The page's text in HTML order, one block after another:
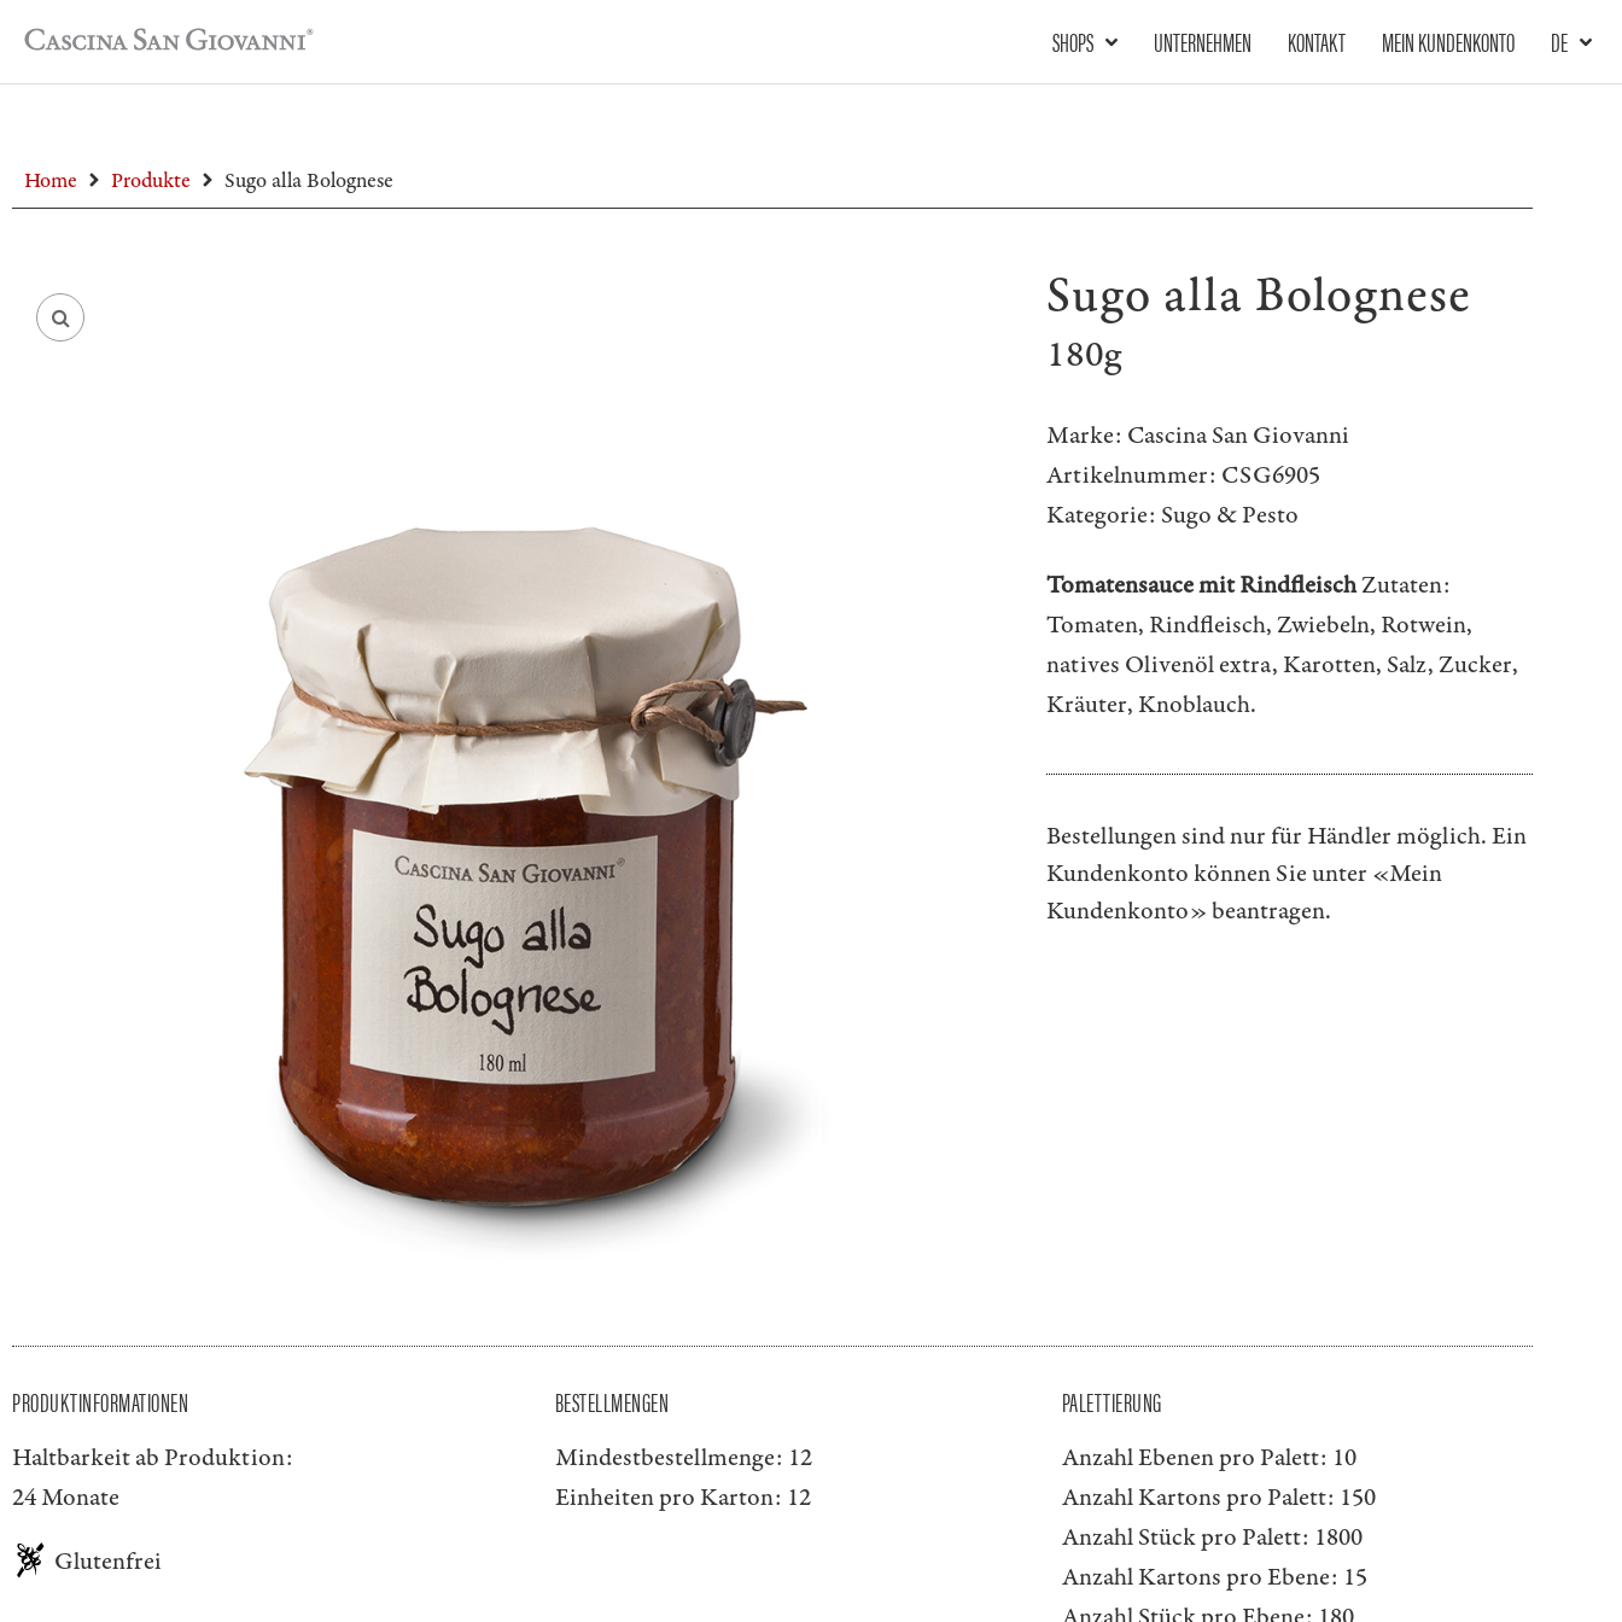
SHOPS UNTERNEHMEN KONTAKT MEIN KUNDENKONTO DE
Home Produkte Sugo alla Bolognese
Sugo alla Bolognese
180g
Marke: Cascina San Giovanni
Artikelnummer: CSG6905
Kategorie: Sugo & Pesto
Tomatensauce mit RindfleischZutaten:
Tomaten, Rindfleisch, Zwiebeln, Rotwein,
natives Olivenöl extra, Karotten, Salz, Zucker,
Kräuter, Knoblauch.
Bestellungen sind nur für Händler möglich. Ein
Kundenkonto können Sie unter «Mein
Kundenkonto»beantragen.
PRODUKTINFORMATIONEN
Haltbarkeit ab Produktion:
24 Monate
Glutenfrei
BESTELLMENGEN
Mindestbestellmenge: 12
Einheiten pro Karton: 12
PALETTIERUNG
Anzahl Ebenen pro Palett: 10
Anzahl Kartons pro Palett: 150
Anzahl Stück pro Palett: 1800
Anzahl Kartons pro Ebene: 15